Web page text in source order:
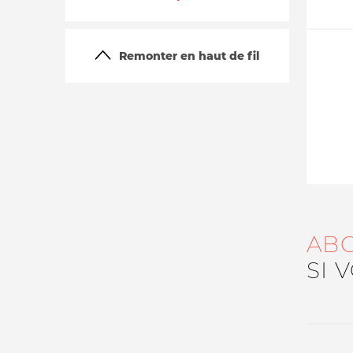
Remonter en haut de fil
SI